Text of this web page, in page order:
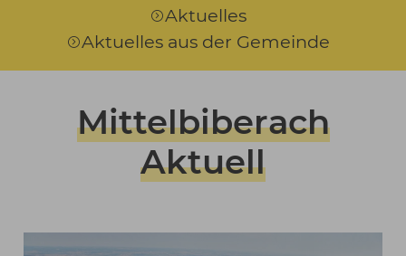
Aktuelles
Aktuelles aus der Gemeinde
Mittelbiberach
Aktuell